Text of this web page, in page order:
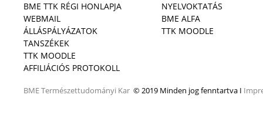
BME TTK RÉGI HONLAPJA
WEBMAIL
ÁLLÁSPÁLYÁZATOK
TANSZÉKEK
TTK MOODLE
AFFILIÁCIÓS PROTOKOLL
BMETermészettudományi Kar © 2019 Minden jog fenntartva I
NYELVOKTATÁS
BME ALFA
TTK MOODLE